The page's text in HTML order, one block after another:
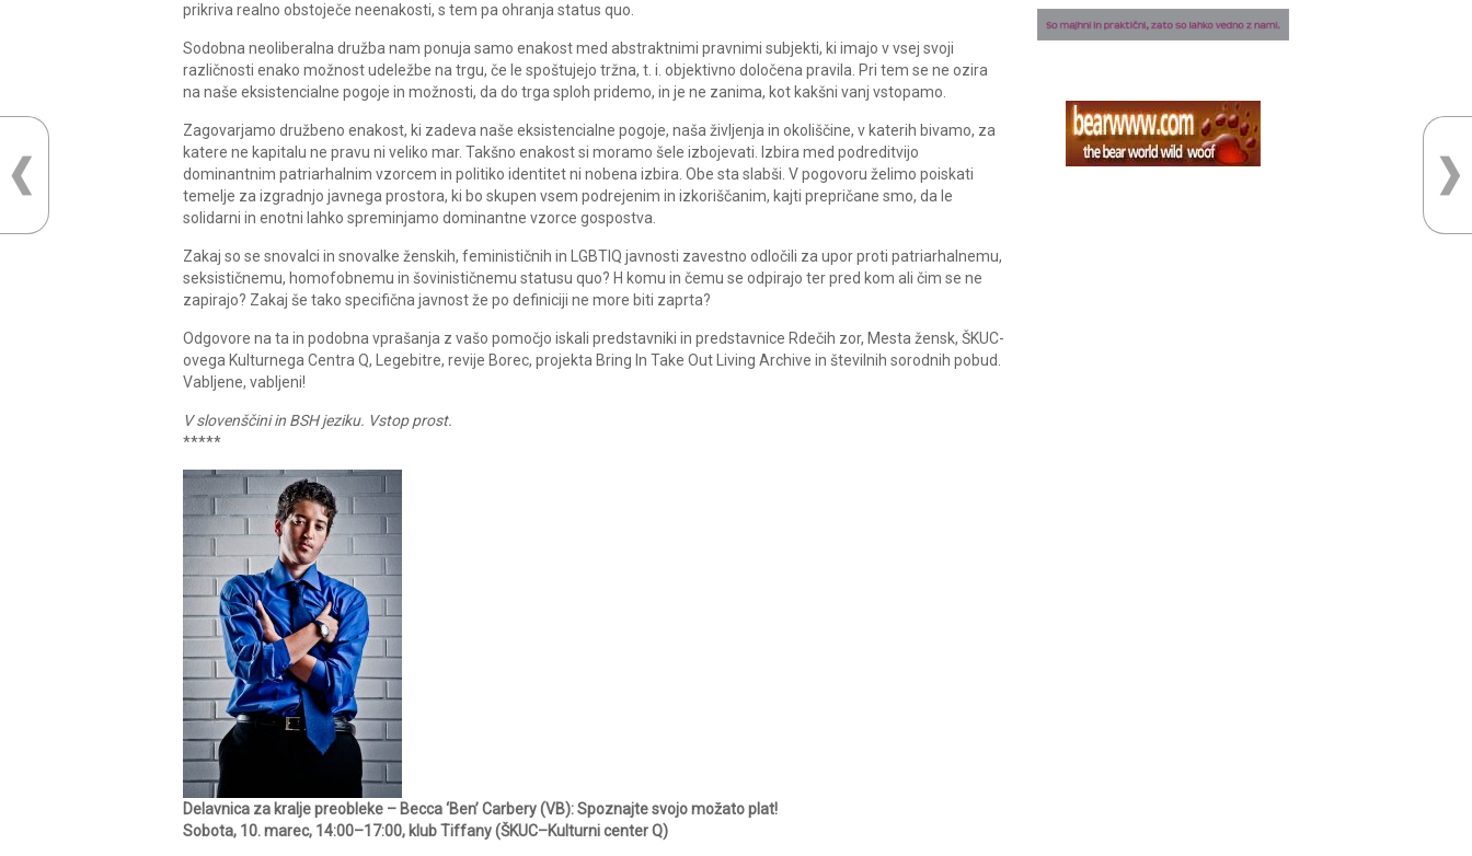
prikriva realno obstoječe neenakosti, s tem pa ohranja status quo.
Sodobna neoliberalna družba nam ponuja samo enakost med abstraktnimi pravnimi subjekti, ki imajo v vsej svoji
različnosti enako možnost udeležbe na trgu, če le spoštujejo tržna, t. i. objektivno določena pravila. Pri tem se ne ozira
na naše eksistencialne pogoje in možnosti, da do trga sploh pridemo, in je ne zanima, kot kakšni vanj vstopamo.
Zagovarjamo družbeno enakost, ki zadeva naše eksistencialne pogoje, naša življenja in okoliščine, v katerih bivamo, za
katere ne kapitalu ne pravu ni veliko mar. Takšno enakost si moramo šele izbojevati. Izbira med podreditvijo
dominantnim patriarhalnim vzorcem in politiko identitet ni nobena izbira. Obe sta slabši. V pogovoru želimo poiskati
temelje za izgradnjo javnega prostora, ki bo skupen vsem podrejenim in izkoriščanim, kajti prepričane smo, da le
solidarni in enotni lahko spreminjamo dominantne vzorce gospostva.
Zakaj so se snovalci in snovalke ženskih, feminističnih in LGBTIQ javnosti zavestno odločili za upor proti patriarhalnemu,
seksističnemu, homofobnemu in šovinističnemu statusu quo? H komu in čemu se odpirajo ter pred kom ali čim se ne
zapirajo? Zakaj še tako specifična javnost že po definiciji ne more biti zaprta?
Odgovore na ta in podobna vprašanja z vašo pomočjo iskali predstavniki in predstavnice Rdečih zor, Mesta žensk, ŠKUC-
ovega Kulturnega Centra Q, Legebitre, revije Borec, projekta Bring In Take Out Living Archive in številnih sorodnih pobud.
Vabljene, vabljeni!
V slovenščini in BSH jeziku. Vstop prost.
*****
Delavnica za kralje preobleke – Becca ‘Ben’ Carbery (VB): Spoznajte svojo možato plat!
Sobota, 10. marec, 14:00–17:00, klub Tiffany (ŠKUC–Kulturni center Q)